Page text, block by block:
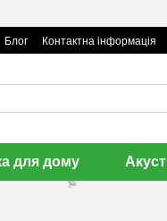
Блог Контактна інформація
для дому